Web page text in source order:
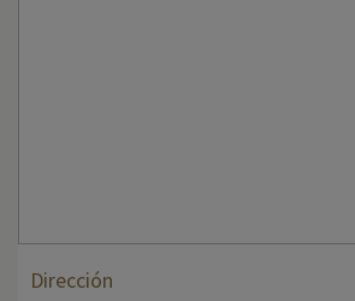
Dirección